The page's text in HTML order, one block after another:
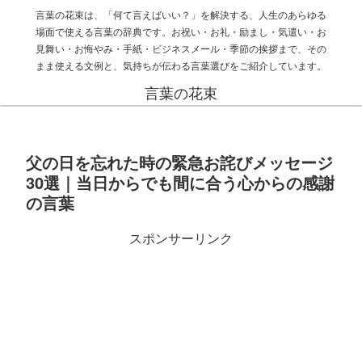
言葉の花束は、「何て言えばいい？」を解決する、人生のあらゆる
場面で使える言葉の辞典です。お祝い・お礼・励まし・気遣い・お
見舞い・お悔やみ・手紙・ビジネスメール・季節の挨拶まで、その
まま使える文例と、気持ちが伝わる言葉選びをご紹介しています。
言葉の花束
父の日を忘れた時の緊急お詫びメッセージ
30選｜当日からでも間に合う心からの感謝
の言葉
スポンサーリンク